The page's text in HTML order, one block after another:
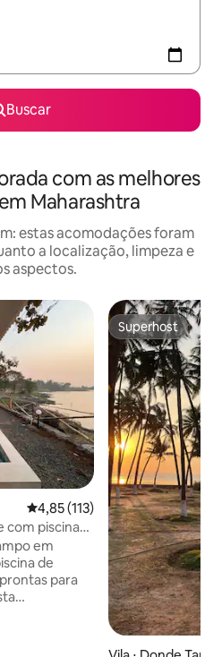
Buscar
com as melhores
Maharashtra
estas acomodações foram
a localização, limpeza e
aspectos.
4,85 de uma avaliação média de
4,85 (113)
com piscina
em
de
para
Superhost
Superhost